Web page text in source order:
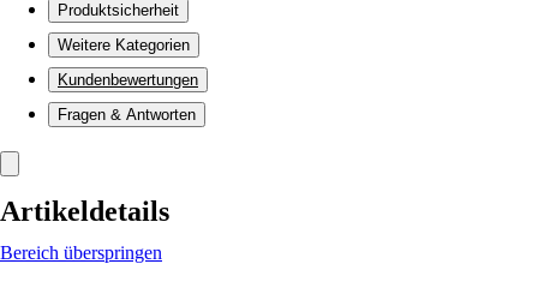
Produktsicherheit
Weitere Kategorien
Kundenbewertungen
Fragen & Antworten
Artikeldetails
Bereich überspringen